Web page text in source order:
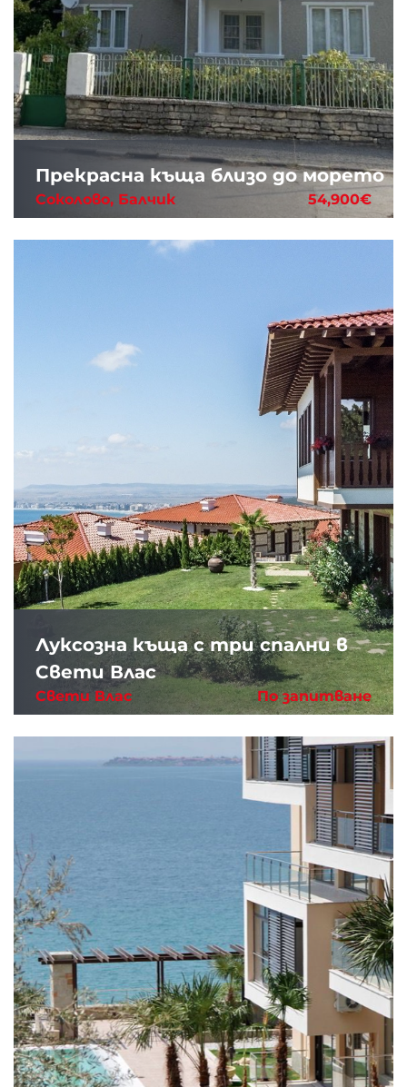
Прекрасна къща близо до морето
Соколово, Балчик 54,900€
Луксозна къща с три спални в
Свети Влас
Свети Влас По запитване